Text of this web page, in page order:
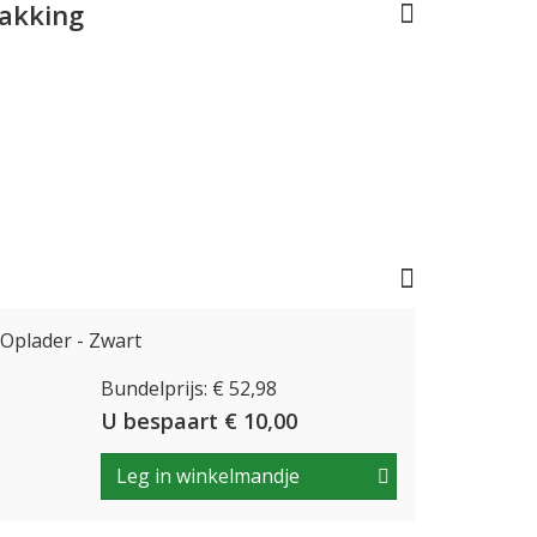
- Zwart
Bundelprijs: € 52,98
U bespaart € 10,00
Leg in winkelmandje